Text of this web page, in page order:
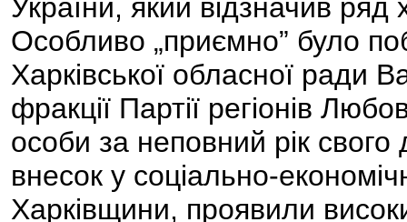
України, який відзначив
Особливо „приємно” було
Харківської обласної ради
фракції Партії регіонів
особи за неповний рік
внесок у соціально-
Харківщини, проявили